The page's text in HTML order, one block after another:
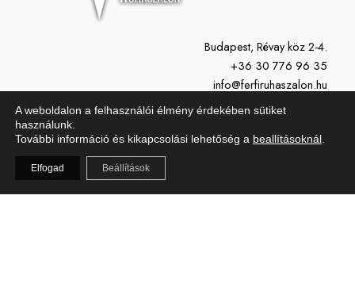
Budapest, Révay köz 2-4.
+36 30 776 96 35
info@ferfiruhaszalon.hu
Szo: 10:00-15:00
A weboldalon a felhasználói élmény érdekében sütiket
használunk.
További információ és kikapcsolási lehetőség a beallításoknál
Elfogad Beállítások